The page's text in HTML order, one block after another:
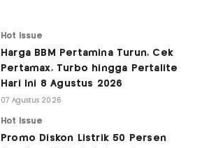
Hot Issue
Harga BBM Pertamina Turun, Cek
Pertamax, Turbo hingga Pertalite
Hari Ini 8 Agustus 2026
07 Agustus 2026
Hot Issue
Promo Diskon Listrik 50 Persen